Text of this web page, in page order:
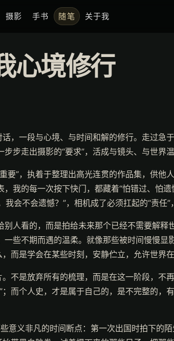
摄影 手书 随笔 关于我
心境修行
，一段与心境、与时间和解的修行。走过急
步走出摄影的“要求”，活成与镜头、与世界温
要”，执着于整理出高光连贯的作品集，供他
的每一次按下快门，都藏着“怕错过、怕遗
会不会遗憾？”，相机成了必须扛起的“责任”
人看的，而是拍给未来那个已经不需要解释
些不期而遇的温柔。就像那些被时间慢慢显
而是学会在某些时刻，安静伫立，允许世界
不是放弃所有的梳理，而是在这一阶段，不
而个人史，才是属于自己的，是不完整的，
意义非凡的时间断点：第一次出国时拍下的